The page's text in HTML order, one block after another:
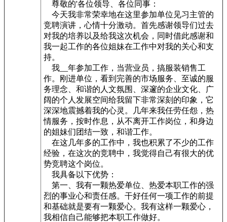
尊敬的'各位领导、各位同事：
今天我非常荣幸地在这里参加单位见习主管的
竞聘演讲，心情十分激动。首先感谢领导们过去
对我的培养以及给我这次机会，同时借此感谢和
我一起工作的各位姐妹在工作中对我的关心和支
持。
我__年参加工作，当营业员，搞服装销售工
作。刚进单位，看到完善的市场服务、至诚的服
务理念、和谐的人文氛围、深邃的企业文化、广
阔的个人发展空间给我留下非常深刻的印象，它
深深地震撼着我的心灵。几年来我任劳任怨，热
情服务，按时作息，从不离开工作岗位，和身边
的姐妹们团结一致，和谐工作。
在这几年多的工作中，我也积累了不少的工作
经验，在这次的竞聘中，我觉得自己有很大的优
势竞聘这个岗位。
我具备以下优势：
第一、我有一颗热爱单位、热爱本职工作的强
烈的事业心和责任感。干好任何一项工作的前提
和基础就是要有一颗爱心。我有这样一颗爱心，
我相信自己能够把本职工作做好。